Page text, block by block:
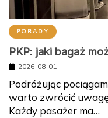
PORADY
PKP: jaki bagaż
2026-08-01
Podróżując
warto zwrócić
Każdy pasażer ma…